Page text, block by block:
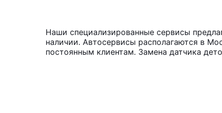
Наши специализированные сервисы
наличии. Автосервисы располагаются в
постоянным клиентам. Замена датчика